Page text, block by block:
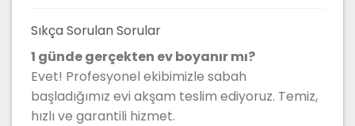
Sıkça Sorulan Sorular
1 günde gerçekten ev boyanır mı?
Evet! Profesyonel ekibimizle sabah
başladığımız evi akşam teslim ediyoruz. Temiz,
hızlı ve garantili hizmet.